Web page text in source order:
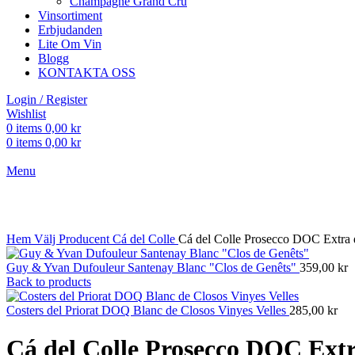
Vinsortiment
Erbjudanden
Lite Om Vin
Blogg
KONTAKTA OSS
Login / Register
Wishlist
0 items 0,00 kr
0 items 0,00 kr
Menu
Hem Välj Producent Cá del Colle Cá del Colle Prosecco DOC Extra
Guy & Yvan Dufouleur Santenay Blanc "Clos de Genêts" 359,00 kr
Back to products
Costers del Priorat DOQ Blanc de Closos Vinyes Velles 285,00 kr
Cá del Colle Prosecco DOC